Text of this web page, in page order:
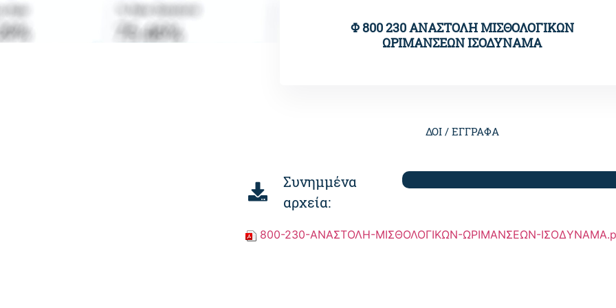
Φ 800 230 ΑΝΑΣΤΟΛΗ ΜΙΣΘΟΛΟΓΙΚΩΝ
ΩΡΙΜΑΝΣΕΩΝ ΙΣΟΔΥΝΑΜΑ
ΔΟΙ / ΕΓΓΡΑΦΑ
Συνημμένα
αρχεία:
800-230-ΑΝΑΣΤΟΛΗ-ΜΙΣΘΟΛΟΓΙΚΩΝ-ΩΡΙΜΑΝΣΕΩΝ-